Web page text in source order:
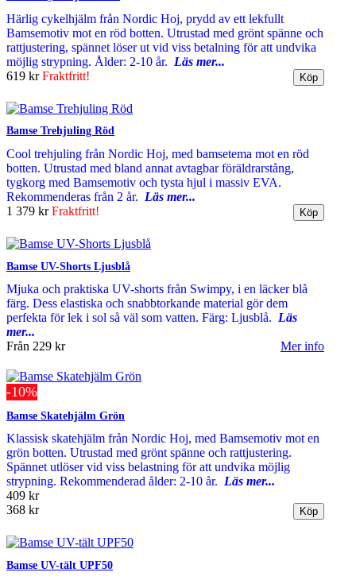
Härlig cykelhjälm från Nordic Hoj, prydd av ett lekfullt
Bamsemotiv mot en röd botten. Utrustad med grönt spänne och
rattjustering, spännet löser ut vid viss betalning för att undvika
möjlig strypning. Ålder: 2-10 år. Läs mer...
619 krFraktfritt!
Bamse Trehjuling Röd
Cool trehjuling från Nordic Hoj, med bamsetema mot en röd
botten. Utrustad med bland annat avtagbar föräldrarstång,
tygkorg med Bamsemotiv och tysta hjul i massiv EVA.
Rekommenderas från 2 år. Läs mer...
1 379 krFraktfritt!
Bamse UV-Shorts Ljusblå
Mjuka och praktiska UV-shorts från Swimpy, i en läcker blå
färg. Dess elastiska och snabbtorkande material gör dem
perfekta för lek i sol så väl som vatten. Färg: Ljusblå. Läs
mer...
Från 229 kr Mer info
-10%
Bamse Skatehjälm Grön
Klassisk skatehjälm från Nordic Hoj, med Bamsemotiv mot en
grön botten. Utrustad med grönt spänne och rattjustering.
Spännet utlöser vid viss belastning för att undvika möjlig
strypning. Rekommenderad ålder: 2-10 år. Läs mer...
409 kr
368 kr
Bamse UV-tält UPF50